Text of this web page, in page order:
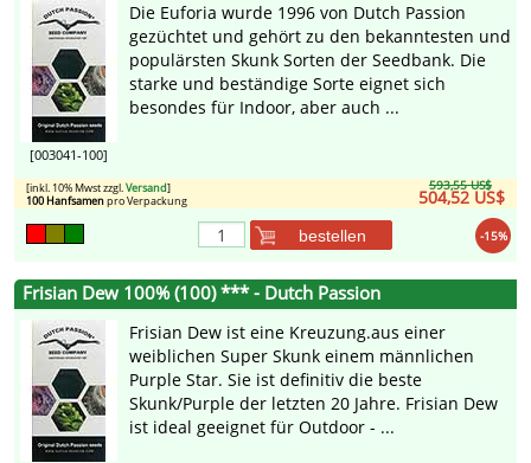
[003041-100]
Die Euforia wurde 1996 von Dutch Passion
gezüchtet und gehört zu den bekanntesten und
populärsten Skunk Sorten der Seedbank. Die
starke und beständige Sorte eignet sich
besondes für Indoor, aber auch ...
593,55 US$
504,52 US$
[inkl. 10% Mwst zzgl.Versand]
100 Hanfsamenpro Verpackung
-15%
bestellen
Frisian Dew 100% (100) *** - Dutch Passion
Frisian Dew ist eine Kreuzung.aus einer
weiblichen Super Skunk einem männlichen
Purple Star. Sie ist definitiv die beste
Skunk/Purple der letzten 20 Jahre. Frisian Dew
ist ideal geeignet für Outdoor - ...